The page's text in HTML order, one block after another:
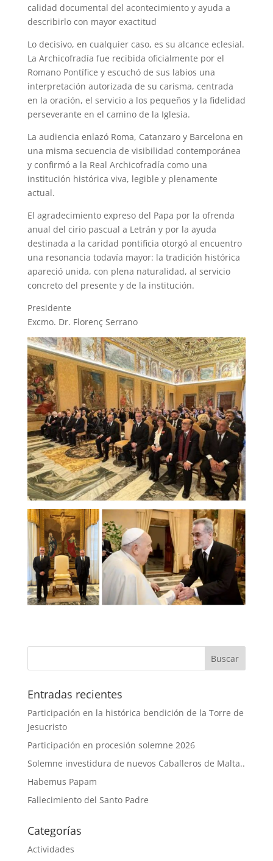
calidad documental del acontecimiento y ayuda a
describirlo con mayor exactitud
Lo decisivo, en cualquier caso, es su alcance eclesial.
La Archicofradía fue recibida oficialmente por el
Romano Pontífice y escuchó de sus labios una
interpretación autorizada de su carisma, centrada
en la oración, el servicio a los pequeños y la fidelidad
perseverante en el camino de la Iglesia.
La audiencia enlazó Roma, Catanzaro y Barcelona en
una misma secuencia de visibilidad contemporánea
y confirmó a la Real Archicofradía como una
institución histórica viva, legible y plenamente
actual.
El agradecimiento expreso del Papa por la ofrenda
anual del cirio pascual a Letrán y por la ayuda
destinada a la caridad pontificia otorgó al encuentro
una resonancia todavía mayor: la tradición histórica
apareció unida, con plena naturalidad, al servicio
concreto del presente y de la institución.
Presidente
Excmo. Dr. Florenç Serrano
Entradas recientes
Participación en la histórica bendición de la Torre de
Jesucristo
Participación en procesión solemne 2026
Solemne investidura de nuevos Caballeros de Malta..
Habemus Papam
Fallecimiento del Santo Padre
Categorías
Actividades